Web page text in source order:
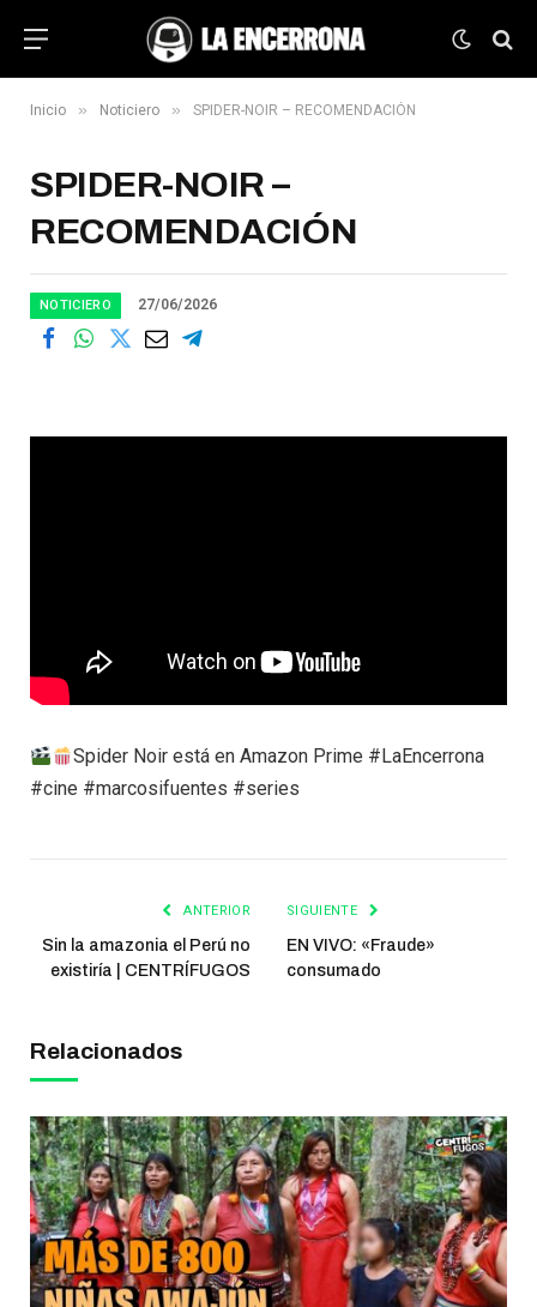
Inicio » Noticiero » SPIDER-NOIR – RECOMENDACIÓN
SPIDER-NOIR –
RECOMENDACIÓN
NOTICIERO 27/06/2026
Spider Noir está en Amazon Prime #LaEncerrona
#cine #marcosifuentes #series
ANTERIOR
Sin la amazonia el Perú no
existiría | CENTRÍFUGOS
SIGUIENTE
EN VIVO: «Fraude»
consumado
Relacionados